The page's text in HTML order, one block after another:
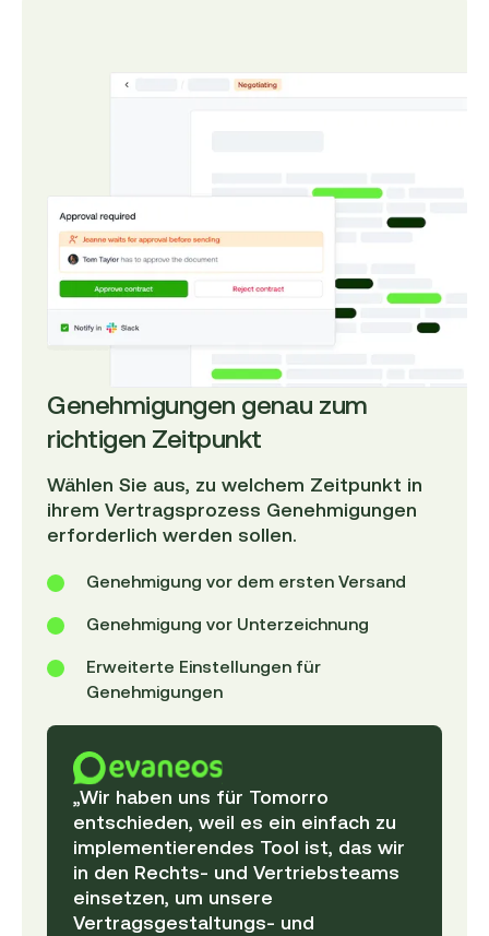
Genehmigungen genau zum
richtigen Zeitpunkt
Wählen Sie aus, zu welchem Zeitpunkt in
ihrem Vertragsprozess Genehmigungen
erforderlich werden sollen.
Genehmigung vor dem ersten Versand
Genehmigung vor Unterzeichnung
Erweiterte Einstellungen für
Genehmigungen
„Wir haben uns für Tomorro
entschieden, weil es ein einfach zu
implementierendes Tool ist, das wir
in den Rechts- und Vertriebsteams
einsetzen, um unsere
Vertragsgestaltungs- und